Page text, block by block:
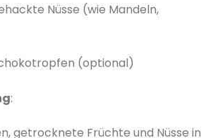
Nüsse (wie Mandeln,
(optional)
:
getrocknete Früchte und Nüsse in